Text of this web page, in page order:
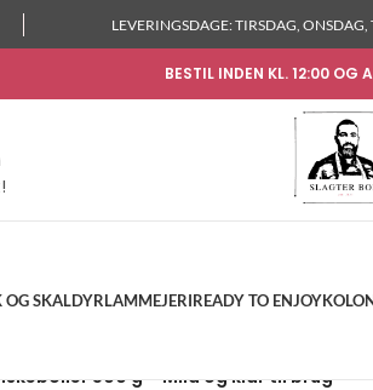
LEVERINGSDAGE: TIRSDAG, ONSDAG,
BESTIL INDEN KL. 12:00 OG
OG SKALDYRLAMMEJERIREADY TO ENJOY
500 g – Mild og klar til brug